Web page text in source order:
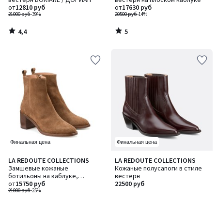
21000 руб-39%
от12810 руб
4,4
/
20500 руб-14%
от17630 руб
5
/
Финальная цена
LA REDOUTE COLLECTIONS
Замшевые кожаные
ботильоны на каблуке,
FAUSTINE / ФОСТИН
21000 руб-25%
от15750 руб
4,6
/ 5
Количество
цветов:
2
Финальная цена
LA REDOUTE COLLECTIONS
Кожаные полусапоги в стиле
вестерн
22500 руб
1,5
/ 5